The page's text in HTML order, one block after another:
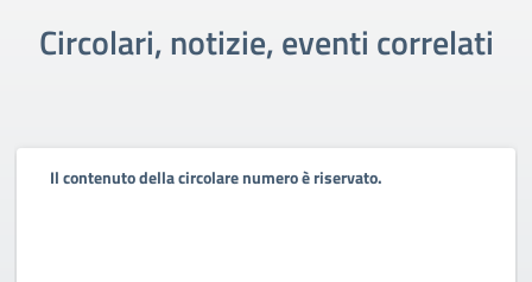
Circolari, notizie, eventi correlati
Il contenuto della circolare numero è riservato.